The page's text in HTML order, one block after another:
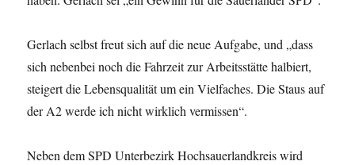
Gerlach selbst freut sich auf die neue Aufgabe, und „dass
sich nebenbei noch die Fahrzeit zur Arbeitsstätte halbiert,
steigert die Lebensqualität um ein Vielfaches. Die Staus auf
der A2 werde ich nicht wirklich vermissen“.
Neben dem SPD Unterbezirk Hochsauerlandkreis wird